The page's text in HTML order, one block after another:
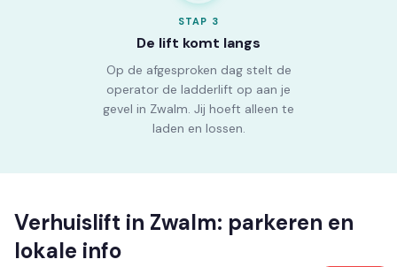
STAP 3
De lift komt langs
Op de afgesproken dag stelt de
operator de ladderlift op aan je
gevel in Zwalm. Jij hoeft alleen te
laden en lossen.
Verhuislift in Zwalm: parkeren en
lokale info